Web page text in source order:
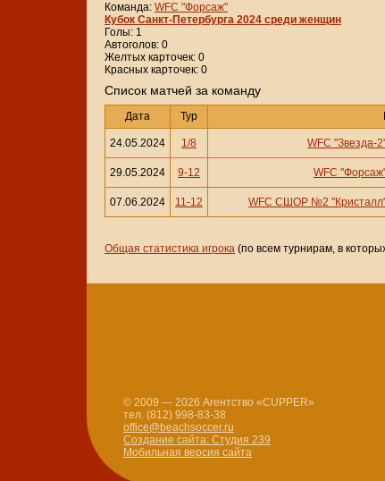
Команда: WFC "Форсаж"
Кубок Санкт-Петербурга 2024 среди женщин
Голы: 1
Автоголов: 0
Желтых карточек: 0
Красных карточек: 0
Cписок матчей за команду
Дата Тур
24.05.2024 1/8 WFC "Звезда-
29.05.2024 9-12 WFC
07.06.2024 11-12 WFC СШОР №2
Общая статистика игрока (по всем турнирам, в
© 2009 — 2026 Агентство «CUPPER»
тел. (812) 998-83-38
office@beachsoccer.ru
Создание сайта: Студия 239
Мобильная версия сайта